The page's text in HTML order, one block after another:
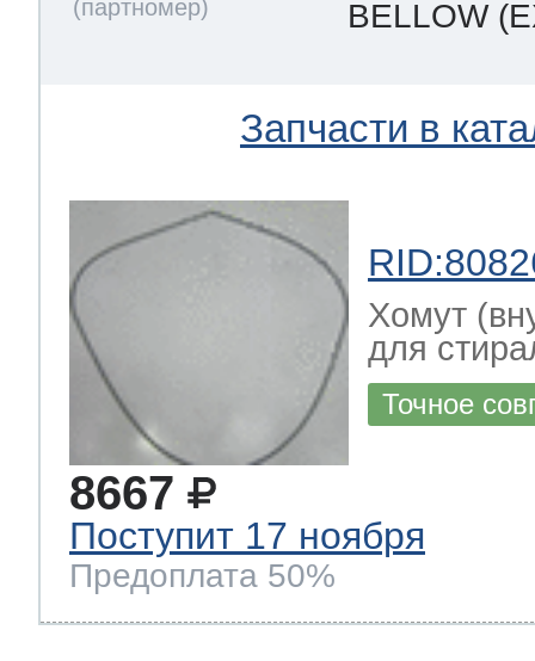
BELLOW
Запчасти в
Хомут
для
Точное
8667
Поступит 17 ноября
Предоплата 50%